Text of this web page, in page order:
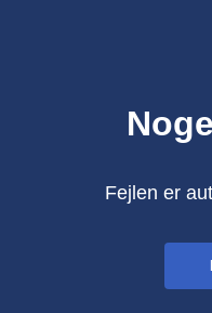
Fejlen er